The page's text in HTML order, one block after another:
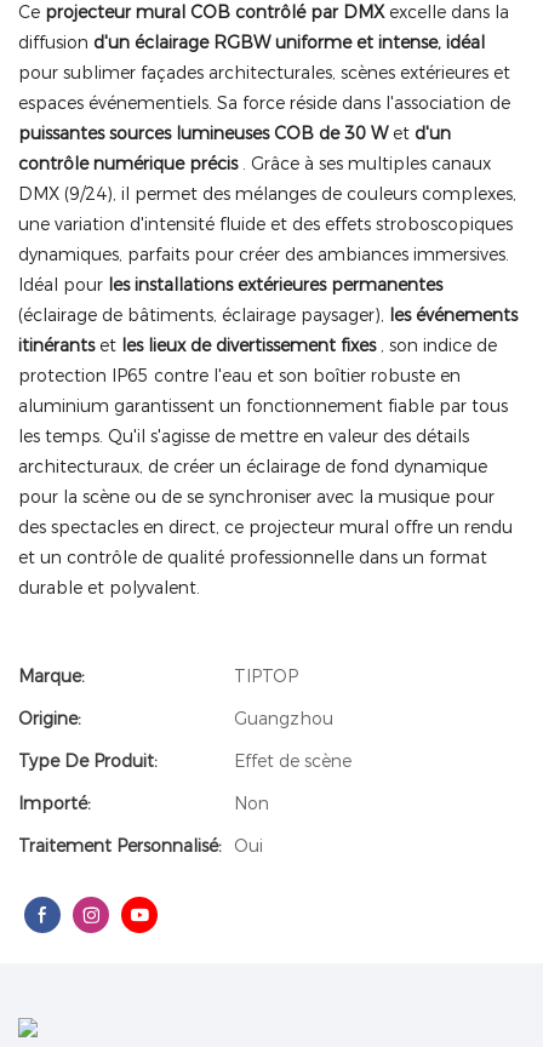
Ce projecteur mural COB contrôlé par DMXexcelle dans la
diffusion d'un éclairage RGBW uniforme et intense, idéal
pour sublimer façades architecturales, scènes extérieures et
espaces événementiels. Sa force réside dans l'association de
puissantes sources lumineuses COB de 30 Wet d'un
contrôle numérique précis. Grâce à ses multiples canaux
DMX (9/24), il permet des mélanges de couleurs complexes,
une variation d'intensité fluide et des effets stroboscopiques
dynamiques, parfaits pour créer des ambiances immersives.
Idéal pour les installations extérieures permanentes
(éclairage de bâtiments, éclairage paysager), les événements
itinérantset les lieux de divertissement fixes, son indice de
protection IP65 contre l'eau et son boîtier robuste en
aluminium garantissent un fonctionnement fiable par tous
les temps. Qu'il s'agisse de mettre en valeur des détails
architecturaux, de créer un éclairage de fond dynamique
pour la scène ou de se synchroniser avec la musique pour
des spectacles en direct, ce projecteur mural offre un rendu
et un contrôle de qualité professionnelle dans un format
durable et polyvalent.
Marque:
TIPTOP
Origine:
Guangzhou
Type De Produit:
Effet de scène
Importé:
Non
Traitement Personnalisé:
Oui